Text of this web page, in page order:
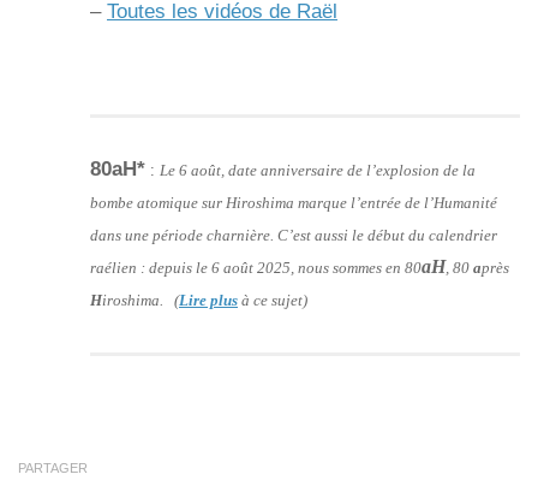
– Toutes les vidéos de Raël
80aH* : Le 6 août, date anniversaire de l’explosion de la
bombe atomique sur Hiroshima marque l’entrée de l’Humanité
dans une période charnière. C’est aussi le début du calendrier
raélien : depuis le 6 août 2025, nous sommes en 80aH, 80 après
Hiroshima. (Lire plus à ce sujet)
PARTAGER